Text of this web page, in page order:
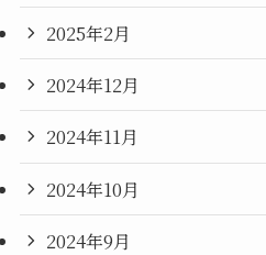
2025年2月
2024年12月
2024年11月
2024年10月
2024年9月